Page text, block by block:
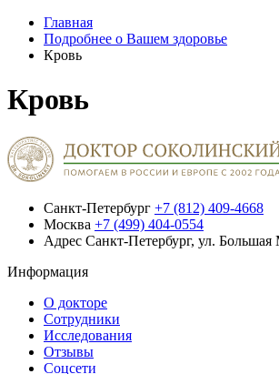
Главная
Подробнее о Вашем здоровье
Кровь
Кровь
Санкт-Петербург +7 (812) 409-4668
Москва +7 (499) 404-0554
Адрес Санкт-Петербург, ул. Большая
Информация
О докторе
Сотрудники
Исследования
Отзывы
Соцсети